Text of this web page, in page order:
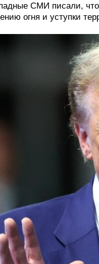
СМИ писали,
огня и уступки